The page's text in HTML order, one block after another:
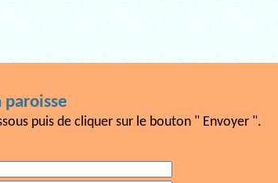
puis de cliquer sur le bouton " Envoyer ".